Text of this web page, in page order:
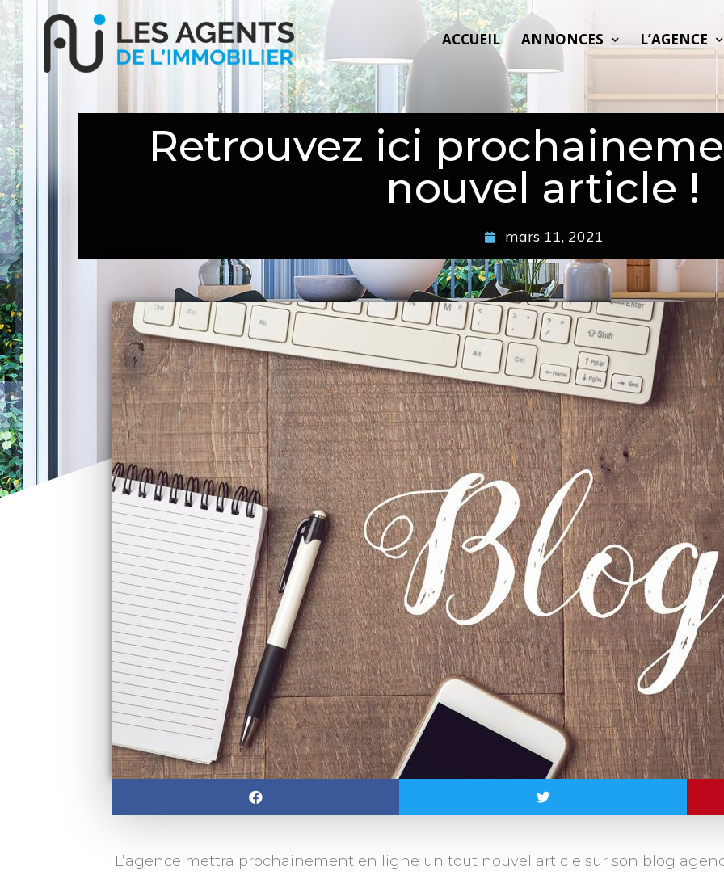
ACCUEIL ANNONCES L’AGENCE
Retrouvez ici
nouvel article !
mars 11, 2021
L’agence mettra prochainement en ligne un tout nouvel article sur son blog